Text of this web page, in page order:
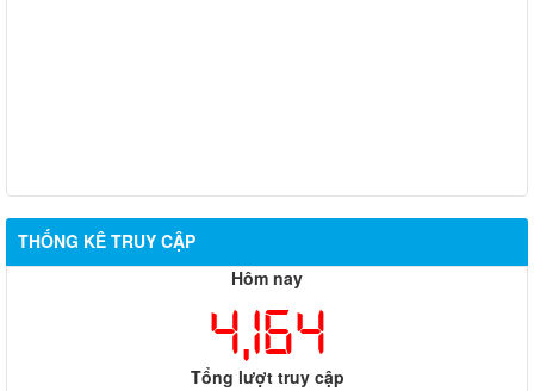
THỐNG KÊ TRUY CẬP
Hôm nay
4,164
Tổng lượt truy cập